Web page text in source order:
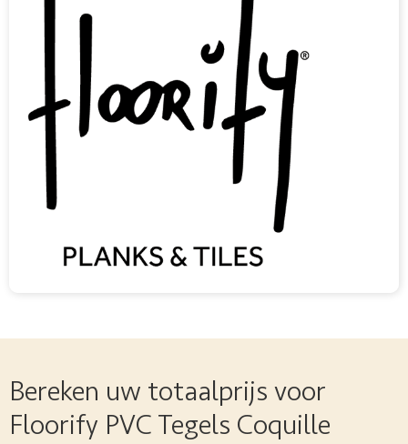
Bereken uw totaalprijs voor
Floorify PVC Tegels Coquille